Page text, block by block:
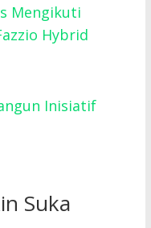
Mengikuti
Hybrid
Inisiatif
Suka